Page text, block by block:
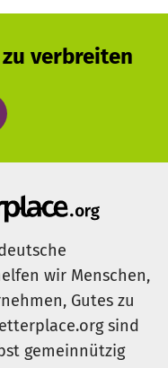
Lösungen schaffen!
verbreiten
wir Menschen,
Gutes zu
sind
gemeinnützig